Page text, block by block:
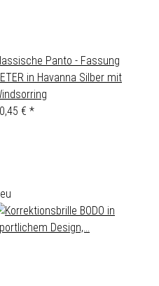
Panto - Fassung
in Havanna Silber mit
€ *